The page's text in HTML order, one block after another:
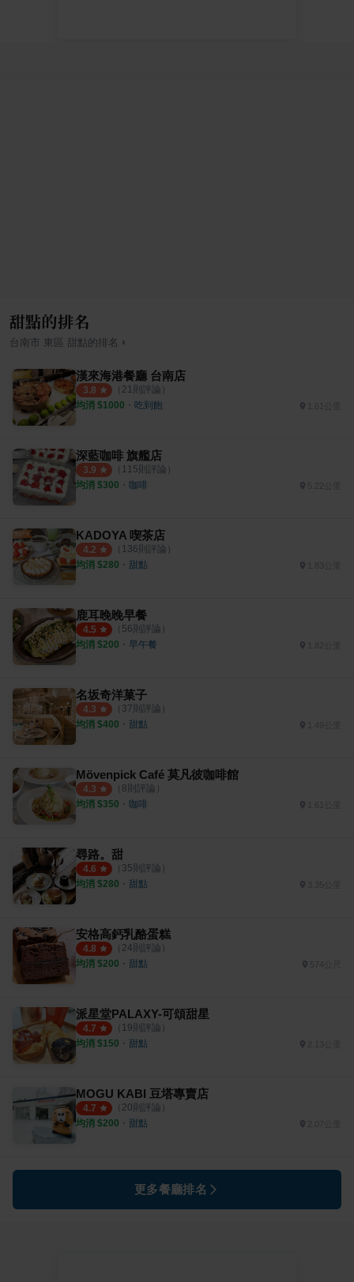
甜點的排名
台南市 東區 甜點的排名 ›
漢來海港餐廳 台南店
3.8 （ 21則評論）
均消 $1000 ・ 吃到飽
深藍咖啡 旗艦店
3.9 （ 115則評論）
均消 $300 ・ 咖啡 5.22公里
KADOYA 喫茶店
4.2 （ 136則評論）
均消 $280 ・ 甜點
鹿耳晚晚早餐
4.5 （ 56則評論）
均消 $200 ・ 早午餐
名坂奇洋菓子
4.3 （ 37則評論）
均消 $400 ・ 甜點 1.49公里
Mövenpick Café 莫凡彼咖啡館
4.3 （ 8則評論）
均消 $350 ・ 咖啡
尋路。甜
4.6 （ 35則評論）
均消 $280 ・ 甜點 3.35公里
安格高鈣乳酪蛋糕
4.8 （ 24則評論）
均消 $200 ・ 甜點 574公尺
派星堂PALAXY-可頌甜星
4.7 （ 19則評論）
均消 $150 ・ 甜點
MOGU KABI 豆塔專賣店
4.7 （ 20則評論）
均消 $200 ・ 甜點
更多餐廳排名